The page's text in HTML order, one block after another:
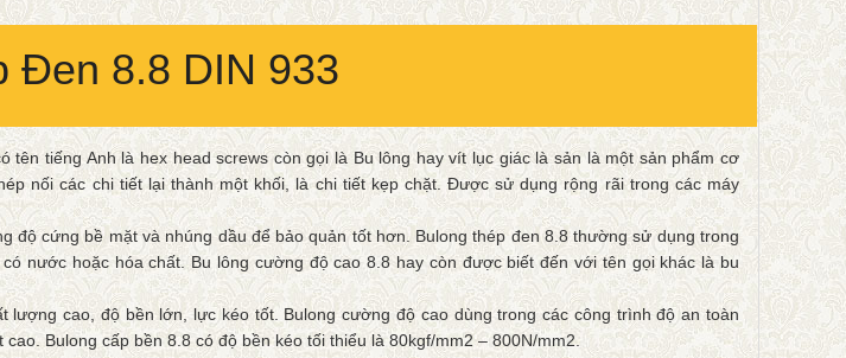
Đen 8.8 DIN 933
tên tiếng Anh là hex head screws còn gọi là Bu lông hay vít lục giác là sản là một sản phẩm cơ
nối các chi tiết lại thành một khối, là chi tiết kẹp chặt. Được sử dụng rộng rãi trong các máy
độ cứng bề mặt và nhúng dầu để bảo quản tốt hơn. Bulong thép đen 8.8 thường sử dụng trong
nước hoặc hóa chất. Bu lông cường độ cao 8.8 hay còn được biết đến với tên gọi khác là bu
lượng cao, độ bền lớn, lực kéo tốt. Bulong cường độ cao dùng trong các công trình độ an toàn
Bulong cấp bền 8.8 có độ bền kéo tối thiểu là 80kgf/mm2 – 800N/mm2.